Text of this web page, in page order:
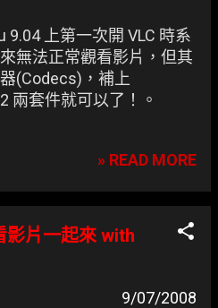
9.04 上第一次開 VLC 時系
無法正常觀看影片，但其
(Codecs)，補上
兩套件就可以了！。
» READ MORE
影片一起來 with
9/07/2008